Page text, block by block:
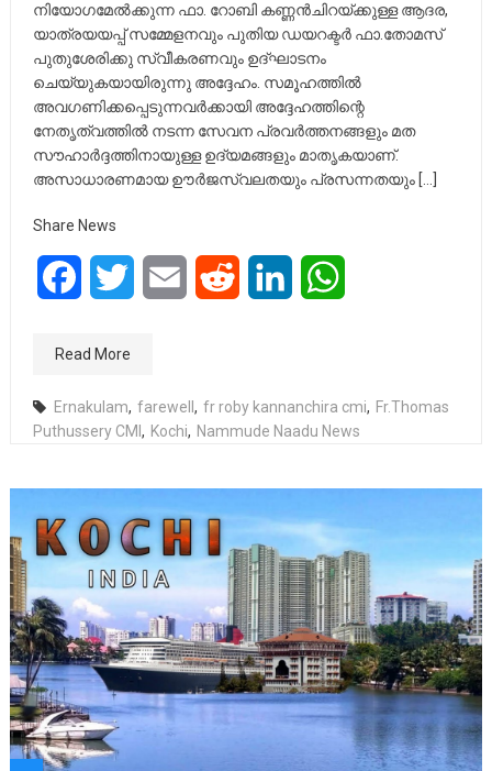
നിയോഗമേൽക്കുന്ന ഫാ. റോബി കണ്ണൻചിറയ്ക്കുള്ള ആദര,
യാത്രയയപ്പ് സമ്മേളനവും പുതിയ ഡയറക്ടർ ഫാ.തോമസ്
പുതുശേരിക്കു സ്വീകരണവും ഉദ്ഘാടനം
ചെയ്യുകയായിരുന്നു അദ്ദേഹം. സമൂഹത്തിൽ
അവഗണിക്കപ്പെടുന്നവർക്കായി അദ്ദേഹത്തിന്റെ
നേതൃത്വത്തിൽ നടന്ന സേവന പ്രവർത്തനങ്ങളും മത
സൗഹാർദ്ദത്തിനായുള്ള ഉദ്യമങ്ങളും മാതൃകയാണ്.
അസാധാരണമായ ഊർജസ്വലതയും പ്രസന്നതയും […]
Share News
FacebookTwitter Email Reddit LinkedIn
Read More
Ernakulam, farewell, fr roby kannanchira cmi, Fr.Thomas
Puthussery CMI, Kochi, Nammude Naadu News